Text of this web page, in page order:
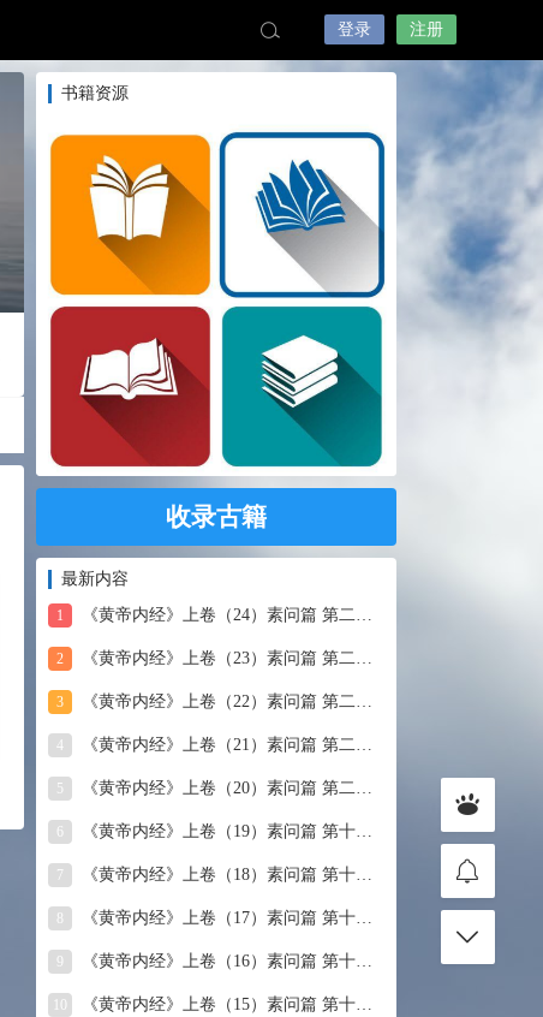
登录 注册
书籍资源
收录古籍
最新内容
1 《黄帝内经》上卷（24）素问篇 第二十四篇 血气形志篇第
2 《黄帝内经》上卷（23）素问篇 第二十三篇 宣明五气
3 《黄帝内经》上卷（22）素问篇 第二十二篇 藏气法时论
4 《黄帝内经》上卷（21）素问篇 第二十一篇 经脉别论
5 《黄帝内经》上卷（20）素问篇 第二十篇 三部九候论
6 《黄帝内经》上卷（19）素问篇 第十九篇 玉机真藏论
7 《黄帝内经》上卷（18）素问篇 第十八篇 平人气象论
《黄帝内经》上卷（17）素问篇 第十七篇 脉要精微论
9 《黄帝内经》上卷（16）素问篇 第十六篇 诊要经终论
《黄帝内经》上卷（15）素问篇 第十五篇 玉版论要